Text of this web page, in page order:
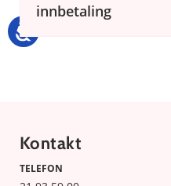
innbetaling
Kontakt
TELEFON